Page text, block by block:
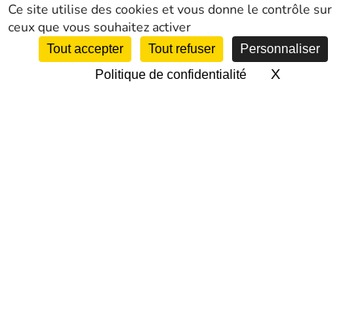
Ce site utilise des cookies et vous donne le contrôle sur
ceux que vous souhaitez activer
Tout accepter Tout refuser
Personnaliser
Politique de confidentialité
XMasquer le